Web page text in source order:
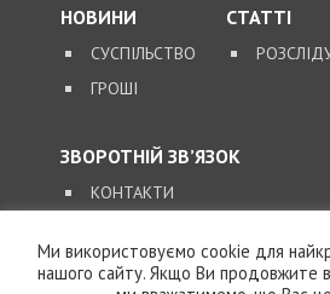
7/08/2026 - 13:30
доларів
Ми використовуємо cookie для
нашого сайту. Якщо Ви продовжите